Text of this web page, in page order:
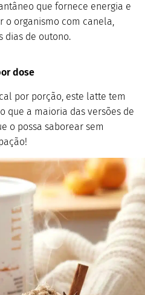
que fornece energia e
o organismo com canela,
dias de outono.
dose
por porção, este latte tem
que a maioria das versões de
o possa saborear sem